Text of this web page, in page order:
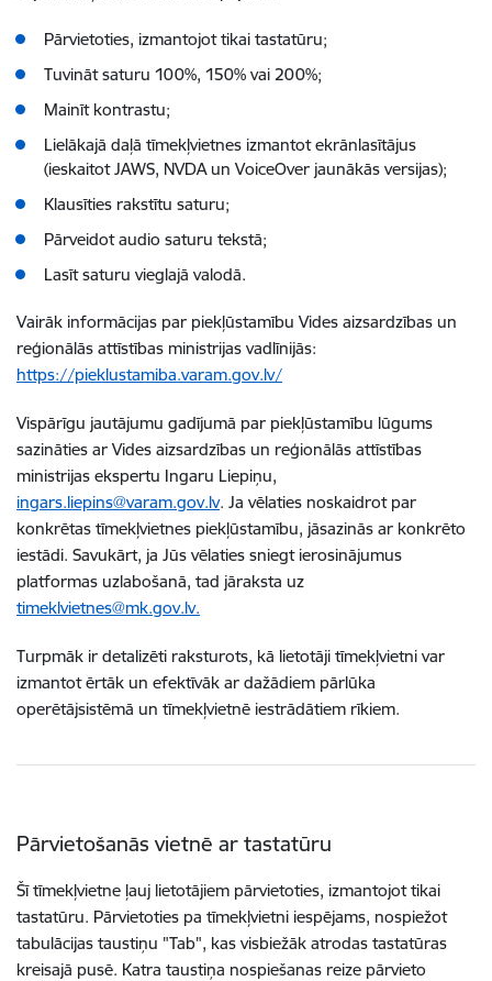
Pārvietoties, izmantojot tikai tastatūru;
Tuvināt saturu 100%, 150% vai 200%;
Mainīt kontrastu;
Lielākajā daļā tīmekļvietnes izmantot ekrānlasītājus
(ieskaitot JAWS, NVDA un VoiceOver jaunākās versijas);
Klausīties rakstītu saturu;
Pārveidot audio saturu tekstā;
Lasīt saturu vieglajā valodā.
Vairāk informācijas par piekļūstamību Vides aizsardzības un
reģionālās attīstības ministrijas vadlīnijās:
https://pieklustamiba.varam.gov.lv/
Vispārīgu jautājumu gadījumā par piekļūstamību lūgums
sazināties ar Vides aizsardzības un reģionālās attīstības
ministrijas ekspertu Ingaru Liepiņu,
ingars.liepins@varam.gov.lv. Ja vēlaties noskaidrot par
konkrētas tīmekļvietnes piekļūstamību, jāsazinās ar konkrēto
iestādi. Savukārt, ja Jūs vēlaties sniegt ierosinājumus
platformas uzlabošanā, tad jāraksta uz
timeklvietnes@mk.gov.lv.
Turpmāk ir detalizēti raksturots, kā lietotāji tīmekļvietni var
izmantot ērtāk un efektīvāk ar dažādiem pārlūka
operētājsistēmā un tīmekļvietnē iestrādātiem rīkiem.
Pārvietošanās vietnē ar tastatūru
Šī tīmekļvietne ļauj lietotājiem pārvietoties, izmantojot tikai
tastatūru. Pārvietoties pa tīmekļvietni iespējams, nospiežot
tabulācijas taustiņu "Tab", kas visbiežāk atrodas tastatūras
kreisajā pusē. Katra taustiņa nospiešanas reize pārvieto